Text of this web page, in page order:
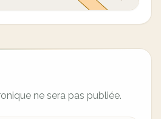
ne sera pas publiée.